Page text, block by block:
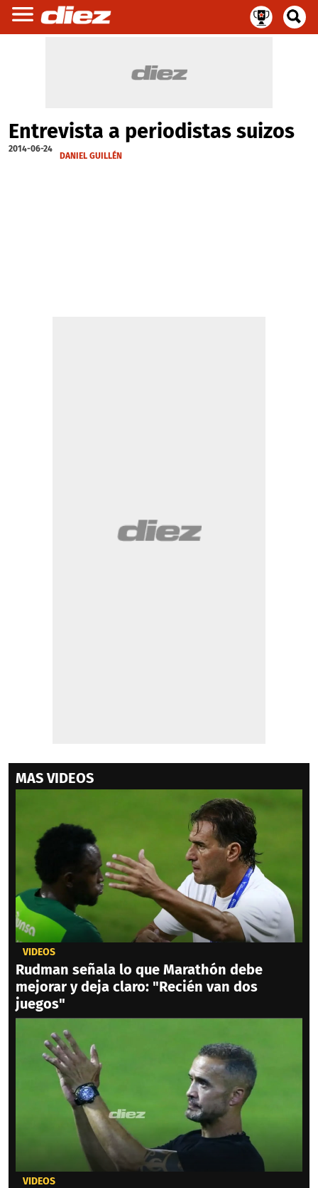
Entrevista a periodistas suizos
2014-06-24
DANIEL GUILLÉN
MAS VIDEOS
VIDEOS
Rudman señala lo que Marathón debe
mejorar y deja claro: "Recién van dos
juegos"
VIDEOS